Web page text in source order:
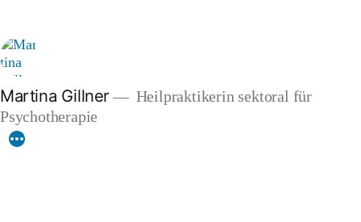
Inhalt
springen
Martina Gillner
Heilpraktikerin sektoral für
Psychotherapie